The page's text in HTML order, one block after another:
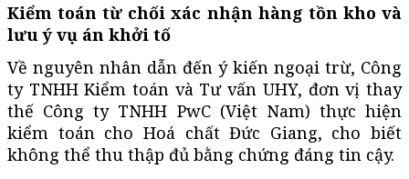
Kiểm toán từ chối xác nhận hàng tồn kho và
lưu ý vụ án khởi tố
Về nguyên nhân dẫn đến ý kiến ngoại trừ, Công
ty TNHH Kiểm toán và Tư vấn UHY, đơn vị thay
thế Công ty TNHH PwC (Việt Nam) thực hiện
kiểm toán cho Hoá chất Đức Giang, cho biết
không thể thu thập đủ bằng chứng đáng tin cậy.